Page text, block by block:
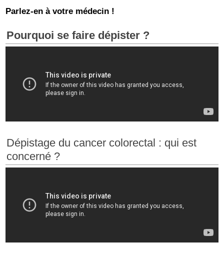
Parlez-en à votre médecin !
Pourquoi se faire dépister ?
Dépistage du cancer colorectal : qui est
concerné ?